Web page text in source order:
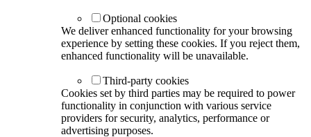
Optional cookies
We deliver enhanced functionality for your browsing
experience by setting these cookies. If you reject them,
enhanced functionality will be unavailable.
Third-party cookies
Cookies set by third parties may be required to power
functionality in conjunction with various service
providers for security, analytics, performance or
advertising purposes.